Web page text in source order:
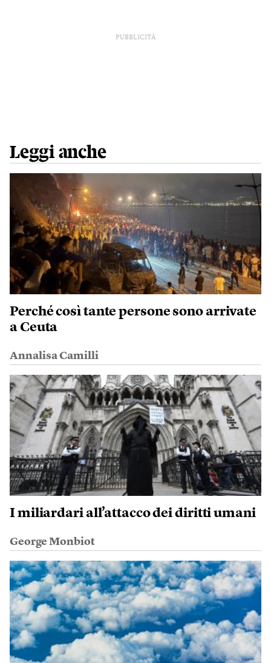
PUBBLICITÀ
Leggi anche
Perché così tante persone sono arrivate
a Ceuta
Annalisa Camilli
I miliardari all’attacco dei diritti umani
George Monbiot